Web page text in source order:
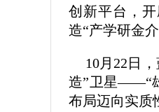
创新平台，
造“产学研金
10月22日
造”卫星——“
布局迈向实质